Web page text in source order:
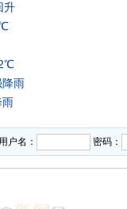
升
降雨
雨
用户名： 密码：